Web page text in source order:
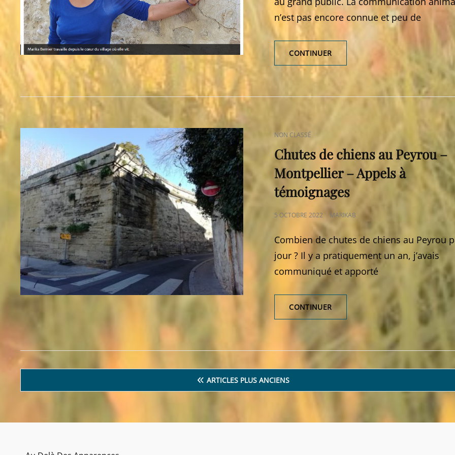
n’est pas encore connue et peu de
CONTINUERCOMPRENDRE
L’ANIMAL
SON
CELUI
GARDIEN
CAT
LINKS
NON CLASSÉ
Chutes de chiens au Peyrou –
Montpellier – Appels à
témoignages
POSTED
5 OCTOBRE 2022 MARIKAB
Combien de chutes de chiens au Peyrou
jour ? Il y a pratiquement un an, j’avais
communiqué et apporté
CONTINUERCHUTES
DE
CHIENS
AU
PEYROU
MONTPELLIER
APPELS
Navigation
ARTICLES PLUS ANCIENS